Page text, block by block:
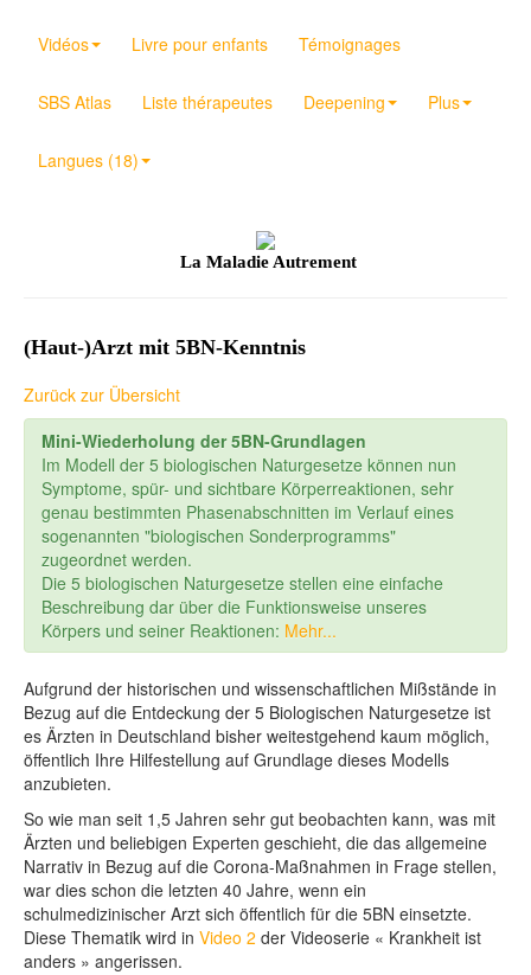
Vidéos Livre pour enfants Témoignages
SBS Atlas Liste thérapeutes Deepening Plus
Langues (18)
La Maladie Autrement
(Haut-)Arzt mit 5BN-Kenntnis
Zurück zur Übersicht
Mini-Wiederholung der 5BN-Grundlagen
Im Modell der 5 biologischen Naturgesetze können nun
Symptome, spür- und sichtbare Körperreaktionen, sehr
genau bestimmten Phasenabschnitten im Verlauf eines
sogenannten "biologischen Sonderprogramms"
zugeordnet werden.
Die 5 biologischen Naturgesetze stellen eine einfache
Beschreibung dar über die Funktionsweise unseres
Körpers und seiner Reaktionen: Mehr...
Aufgrund der historischen und wissenschaftlichen Mißstände in
Bezug auf die Entdeckung der 5 Biologischen Naturgesetze ist
es Ärzten in Deutschland bisher weitestgehend kaum möglich,
öffentlich Ihre Hilfestellung auf Grundlage dieses Modells
anzubieten.
So wie man seit 1,5 Jahren sehr gut beobachten kann, was mit
Ärzten und beliebigen Experten geschieht, die das allgemeine
Narrativ in Bezug auf die Corona-Maßnahmen in Frage stellen,
war dies schon die letzten 40 Jahre, wenn ein
schulmedizinischer Arzt sich öffentlich für die 5BN einsetzte.
Diese Thematik wird in Video 2 der Videoserie « Krankheit ist
anders » angerissen.